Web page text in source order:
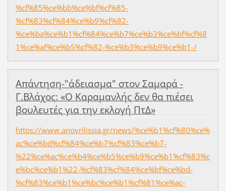
%cf%85%ce%bb%ce%bf%cf%85-
%cf%83%cf%84%ce%b9%cf%82-
%ce%ba%ce%b1%cf%84%ce%b7%ce%b3%ce%bf%cf%8
1%ce%af%ce%b5%cf%82-%ce%b3%ce%b9%ce%b1-/
Απάντηση-"άδειασμα" στον Σαμαρά -
Γ.Βλάχος: «Ο Καραμανλής δεν θα πιέσει
βουλευτές για την εκλογή ΠτΔ»
https://www.anovrilissia.gr/news/%ce%b1%cf%80%ce%
ac%ce%bd%cf%84%ce%b7%cf%83%ce%b7-
%22%ce%ac%ce%b4%ce%b5%ce%b9%ce%b1%cf%83%c
e%bc%ce%b1%22-%cf%83%cf%84%ce%bf%ce%bd-
%cf%83%ce%b1%ce%bc%ce%b1%cf%81%ce%ac-